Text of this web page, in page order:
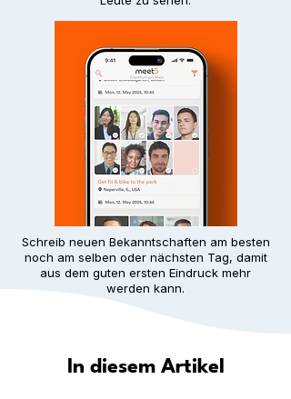
Schreib neuen Bekanntschaften am besten
noch am selben oder nächsten Tag, damit
aus dem guten ersten Eindruck mehr
werden kann.
In diesem Artikel